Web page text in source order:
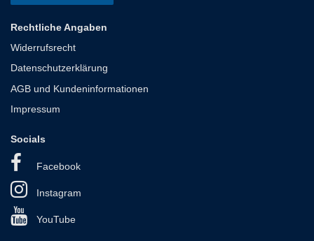
Rechtliche Angaben
Widerrufsrecht
Datenschutzerklärung
AGB und Kundeninformationen
Impressum
Socials
Facebook
Instagram
YouTube